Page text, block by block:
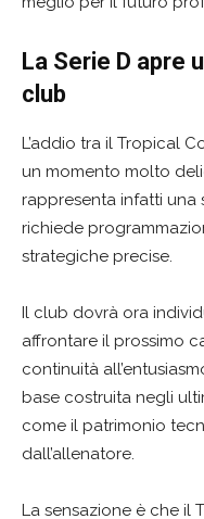
La Serie D apre
club
L’addio tra il Tropical
un momento molto
rappresenta infatti
richiede
strategiche precise.
Il club dovrà ora
affrontare il prossimo
continuità
base costruita negli
come il patrimonio
dall’allenatore.
La sensazione è che il